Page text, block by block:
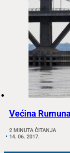
Većina
2 MINUTA ČITANJA
14. 06. 2017.